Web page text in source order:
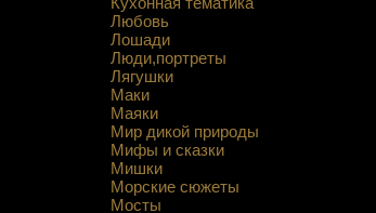
Любовь
Лошади
Люди,портреты
Лягушки
Маки
Маяки
Мир дикой природы
Мифы и сказки
Мишки
Морские сюжеты
Мосты